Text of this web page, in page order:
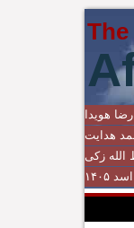
هویدا
هدایت
الله زکی